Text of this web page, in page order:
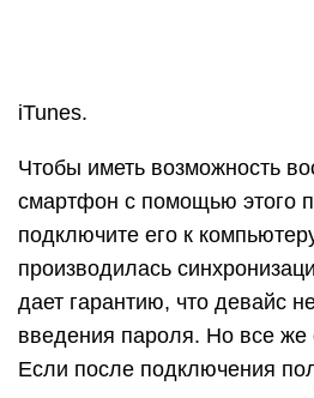
iTunes.
Чтобы иметь возможность
смартфон с помощью этого
подключите его к
производилась
дает гарантию, что девайс
введения пароля. Но все же
Если после подключения